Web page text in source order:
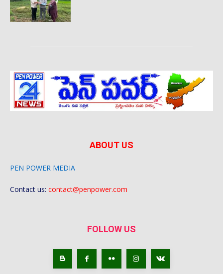
ABOUT US
PEN POWER MEDIA
Contact us: contact@penpower.com
FOLLOW US